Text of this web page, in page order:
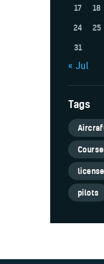
17
18
24
25
31
« Jul
Tags
license
pilots